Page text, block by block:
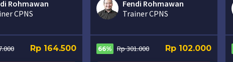
Rohmawan
CPNS
Rp 164.500
Fendi Rohmawan
Trainer CPNS
66% Rp 301.000 Rp 102.000